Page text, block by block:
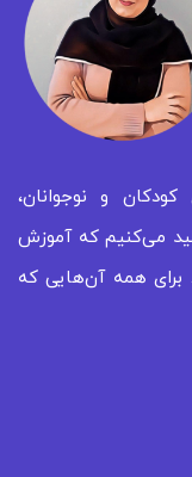
کودکان و نوجوانان،
می‌کنیم که آموزش
برای همه‌ آن‌هایی که